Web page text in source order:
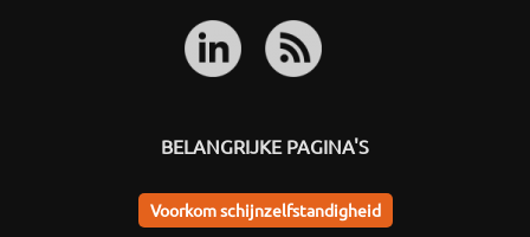
BELANGRIJKE PAGINA'S
Voorkom schijnzelfstandigheid